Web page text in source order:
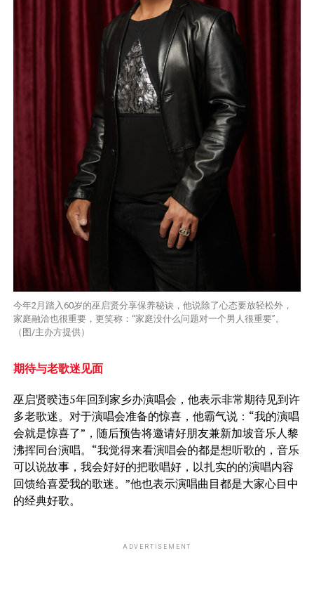
今年2月踏入60岁的巫启贤分享保养秘诀，他说除了心态要放轻松外，
家庭融洽也很重要，更笑称：“家庭没什么问题对一个男人很重要”。
（图/主办方提供）
期待与老歌迷见面
巫启贤暌违5年回到家乡办演唱会，他表示非常期待见到许
多老歌迷。对于演唱会准备的惊喜，他霸气说：“我的演唱
会就是惊喜了”，随后预告将邀请好朋友兼新加坡音乐人黎
沸挥同台演唱。“我觉得来看演唱会的都是想听歌的，音乐
可以说故事，我会好好的把歌唱好，以扎实的的演唱内容
回馈给喜爱我的歌迷。”他也表示演唱曲目都是大家心目中
的经典好歌。
ADVERTISEMENT